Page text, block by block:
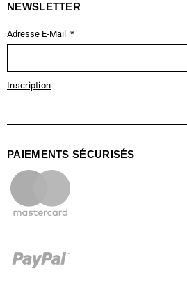
NEWSLETTER
Adresse E-Mail
Inscription
PAIEMENTS SÉCURISÉS